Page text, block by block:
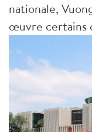
nationale,
œuvre certains